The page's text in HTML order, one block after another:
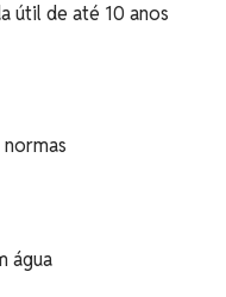
útil de até 10 anos
água